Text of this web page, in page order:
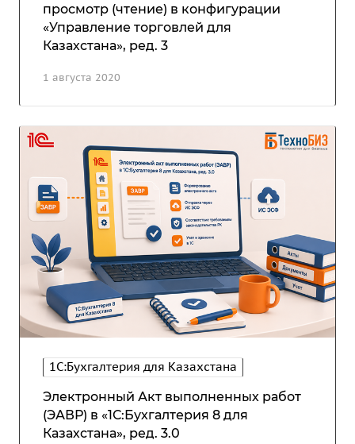
1 августа 2020
просмотр (чтение) в конфигурации
«Управление торговлей для
Казахстана», ред. 3
1С:Бухгалтерия для Казахстана
Электронный Акт выполненных работ
(ЭАВР) в «1С:Бухгалтерия 8 для
Казахстана», ред. 3.0